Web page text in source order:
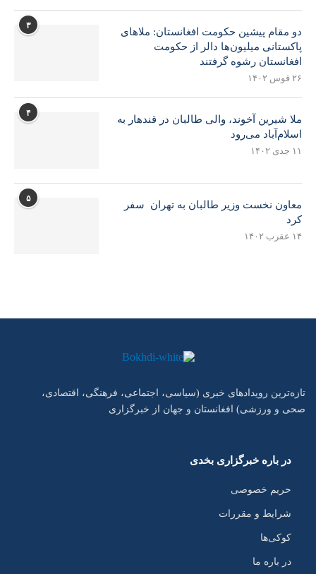
۳
دو مقام پیشین حکومت افغانستان: ملاهای
پاکستانی میلیون‌ها دالر از حکومت
افغانستان رشوه گرفتند
۲۶ قوس ۱۴۰۲
۴
ملا شیرین آخوند، والی طالبان در قندهار به
اسلام‌آباد می‌رود
۱۱ جدی ۱۴۰۲
۵
معاون نخست وزیر طالبان به تهران سفر
کرد
۱۴ عقرب ۱۴۰۲
تازه‌ترین رویدادهای خبری (سیاسی، اجتماعی، فرهنگی، اقتصادی،
صحی و ورزشی) افغانستان و جهان از خبرگزاری
در باره خبرگزاری بخدی
حریم خصوصی
شرایط و مقررات
کوکی‌ها
در باره ما